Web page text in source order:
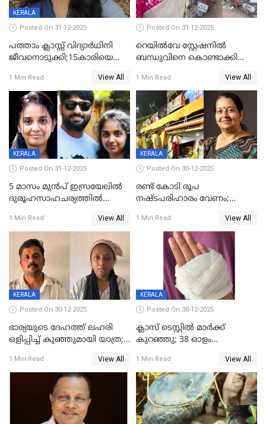
KERALA
Posted On 31-12-2025
പത്താം ക്ലാസ്സ് വിദ്യാര്‍ഥിനി
ജീവനൊടുക്കി;15കാരിയെ
കിടപ്പുമുറിയില്‍ തൂങ്ങി മരിച്ച
നിലയിൽ
1 Min Read View All
Posted On 31-12-2025
റെയിൽവേ സ്റ്റേഷനിൽ
ബന്ധുവിനെ കൊണ്ടാക്കി
ലോറി സ്കൂട്ടറിൽ ഇടിച്ചു :
യുവതിക്ക് ദാരുണാന്ത്യം
1 Min Read View All
KERALA
Posted On 31-12-2025
5 മാസം മുൻപ് ഇസ്രയേലിൽ
ദുരൂഹസാഹചര്യത്തിൽ
മലയാളി യുവാവിന്റെ ഭാര്യയും
മരിച്ചു
1 Min Read View All
KERALA
Posted On 30-12-2025
രണ്ട് കോടി രൂപ
നഷ്ടപരിഹാരം വേണം;
നോട്ടീസയച്ച് ഉമാ തോമസ്
1 Min Read View All
KERALA
Posted On 30-12-2025
ഭാര്യയുടെ ദേഹത്ത് ലഹരി
ഒളിപ്പിച്ച് കുഞ്ഞുമായി യാത്ര;
പിടികൂടി പൊലീസ്
1 Min Read View All
KERALA
Posted On 30-12-2025
ക്ലാസ് ടെസ്റ്റിൽ മാർക്ക്
കുറഞ്ഞു; 38 ഓളം
സെന്ററിലെ അധ്യാപകന്‍
മർദിച്ചതായി പരാതി
1 Min Read View All